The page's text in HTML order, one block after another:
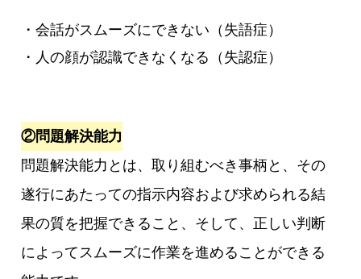
・会話がスムーズにできない（失語症）
・人の顔が認識できなくなる（失認症）
②問題解決能力
問題解決能力とは、取り組むべき事柄と、その
遂行にあたっての指示内容および求められる結
果の質を把握できること、そして、正しい判断
によってスムーズに作業を進めることができる